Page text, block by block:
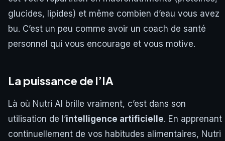
glucides, lipides) et même combien d’eau vous avez
bu. C’est un peu comme avoir un coach de santé
personnel qui vous encourage et vous motive.
La puissance de l’IA
Là où Nutri AI brille vraiment, c’est dans son
utilisation de l’intelligence artificielle. En apprenant
continuellement de vos habitudes alimentaires, Nutri